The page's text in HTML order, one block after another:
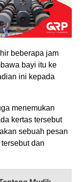
beberapa jam
bayi itu ke
ini kepada
menemukan
kertas tersebut
sebuah pesan
dan